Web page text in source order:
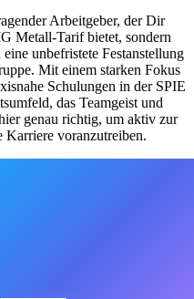
Arbeitgeber, der Dir
Metall-Tarif bietet, sondern
unbefristete Festanstellung
Mit einem starken Fokus
Schulungen in der SPIE
das Teamgeist und
genau richtig, um aktiv zur
Karriere voranzutreiben.